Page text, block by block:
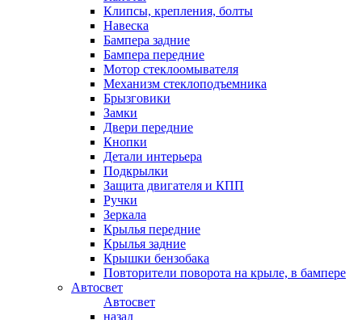
Клипсы, крепления, болты
Навеска
Бампера задние
Бампера передние
Мотор стеклоомывателя
Механизм стеклоподъемника
Брызговики
Замки
Двери передние
Кнопки
Детали интерьера
Подкрылки
Защита двигателя и КПП
Ручки
Зеркала
Крылья передние
Крылья задние
Крышки бензобака
Повторители поворота на крыле, в бампере
Автосвет
Автосвет
назад